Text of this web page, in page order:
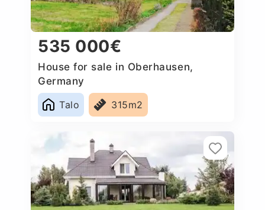
535 000€
House for sale in Oberhausen,
Germany
Talo
315m2